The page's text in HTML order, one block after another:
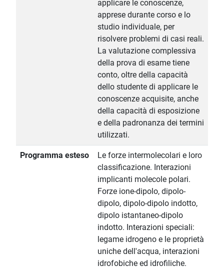
applicare le conoscenze,
apprese durante corso e lo
studio individuale, per
risolvere problemi di casi reali.
La valutazione complessiva
della prova di esame tiene
conto, oltre della capacità
dello studente di applicare le
conoscenze acquisite, anche
della capacità di esposizione
e della padronanza dei termini
utilizzati.
Programma esteso
Le forze intermolecolari e loro
classificazione. Interazioni
implicanti molecole polari.
Forze ione-dipolo, dipolo-
dipolo, dipolo-dipolo indotto,
dipolo istantaneo-dipolo
indotto. Interazioni speciali:
legame idrogeno e le proprietà
uniche dell'acqua, interazioni
idrofobiche ed idrofiliche.